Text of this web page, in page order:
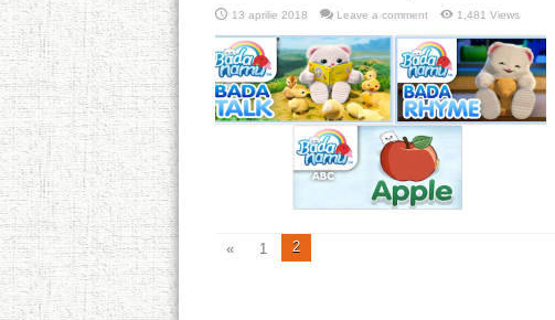
13 aprilie 2018 Leave a comment 1,481 Views
« 1 2